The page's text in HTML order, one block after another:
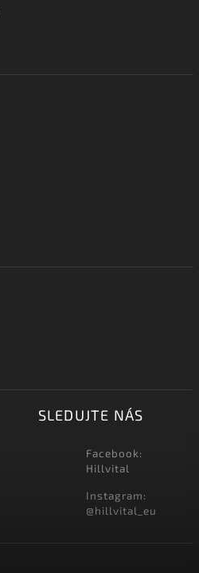
SLEDUJTE NÁS
Facebook:
Hillvital
Instagram:
@hillvital_eu